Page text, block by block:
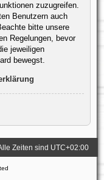
zuzugreifen.
Benutzern auch
bitte unsere
Regelungen, bevor
jeweiligen
bewegst.
Zeiten sind UTC+02:00